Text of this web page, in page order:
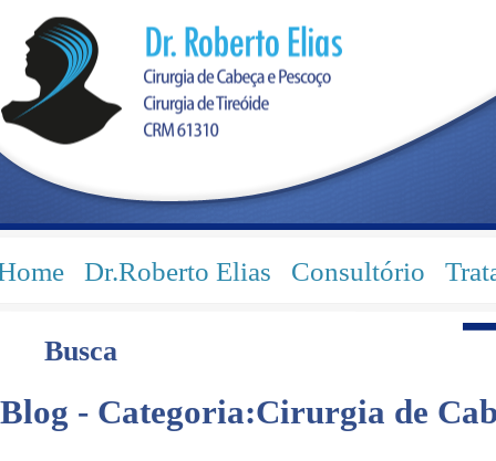
Dr.Roberto Elias Consultório
Busca
Blog - Categoria:Cirurgia de